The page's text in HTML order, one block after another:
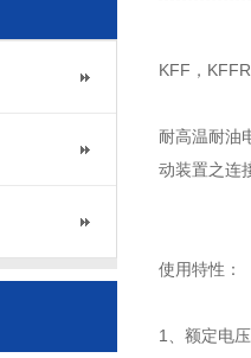
KFF，
耐高温耐油
动装置之连
使用特性：
1、额定电